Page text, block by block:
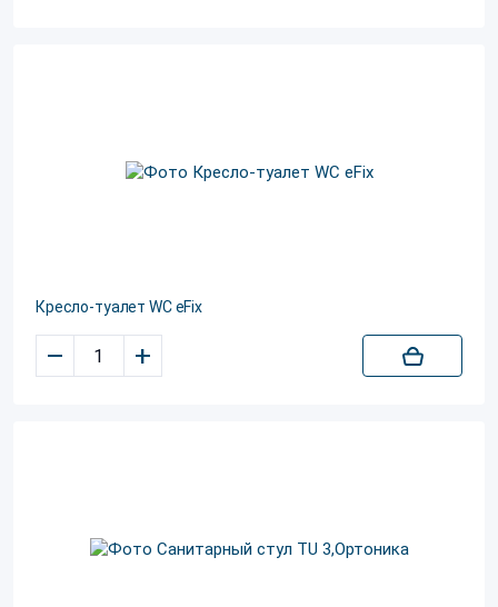
Кресло-туалет WC eFix
– +